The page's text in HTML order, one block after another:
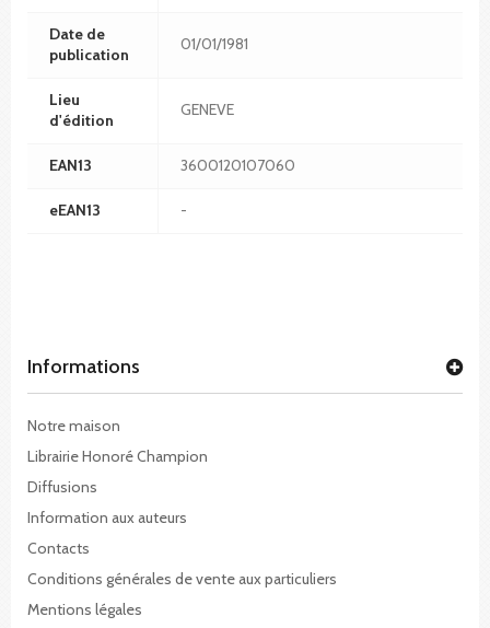
Date de
publication
01/01/1981
Lieu
d'édition
GENEVE
EAN13 3600120107060
eEAN13 -
Informations
Notre maison
Librairie Honoré Champion
Diffusions
Information aux auteurs
Contacts
Conditions générales de vente aux particuliers
Mentions légales